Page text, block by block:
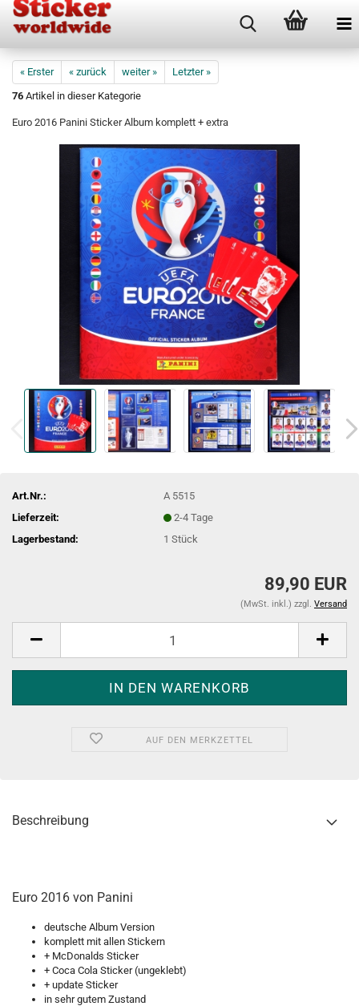
« Erster « zurück weiter »
Letzter »
76 Artikel in dieser Kategorie
Euro 2016 Panini Sticker Album komplett + extra
Art.Nr.:
A 5515
Lieferzeit:
2-4 Tage
Lagerbestand:
1Stück
89,90 EUR
(MwSt. inkl.) zzgl. Versand
AUF DEN MERKZETTEL
Beschreibung
Euro 2016 von Panini
deutsche Album Version
komplett mit allen Stickern
+ McDonalds Sticker
+ Coca Cola Sticker (ungeklebt)
+ update Sticker
in sehr gutem Zustand